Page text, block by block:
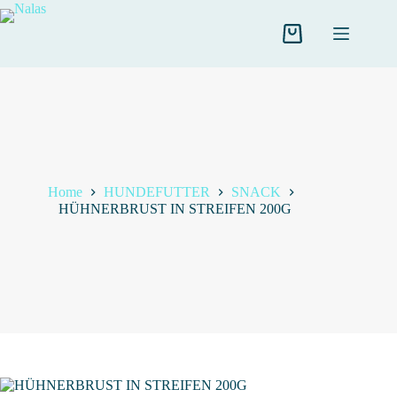
Salta
al
Carrello
Home HUNDEFUTTER
SNACK
HÜHNERBRUST IN STREIFEN 200G